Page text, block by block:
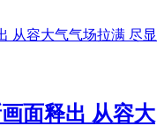
面释出 从容大